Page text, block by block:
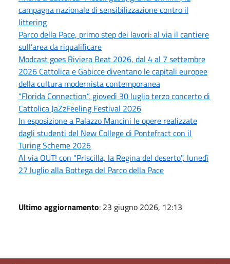
campagna nazionale di sensibilizzazione contro il
littering
Parco della Pace, primo step dei lavori: al via il cantiere
sull’area da riqualificare
Modcast goes Riviera Beat 2026, dal 4 al 7 settembre
2026 Cattolica e Gabicce diventano le capitali europee
della cultura modernista contemporanea
“Florida Connection”, giovedì 30 luglio terzo concerto di
Cattolica JaZzFeeling Festival 2026
In esposizione a Palazzo Mancini le opere realizzate
dagli studenti del New College di Pontefract con il
Turing Scheme 2026
Al via OUT! con "Priscilla, la Regina del deserto", lunedì
27 luglio alla Bottega del Parco della Pace
Ultimo aggiornamento: 23 giugno 2026, 12:13